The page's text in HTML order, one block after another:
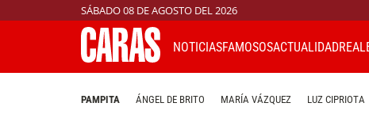
SÁBADO 08 DE AGOSTO DEL 2026
NOTICIASFAMOSOSACTUALIDAD
PAMPITA ÁNGEL DE BRITO MARÍA VÁZQUEZ LUZ CIPRIOTA